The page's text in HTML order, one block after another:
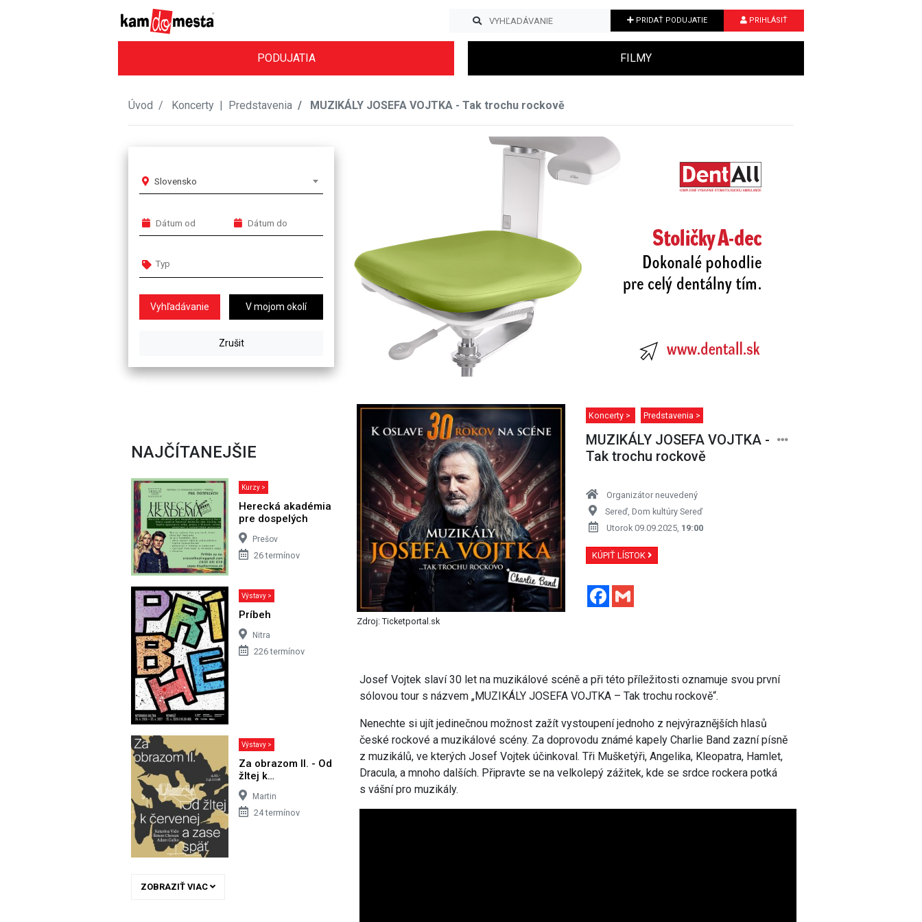
PRIDAŤ PODUJATIE PRIHLÁSIŤ
PODUJATIA FILMY
Úvod Koncerty | Predstavenia MUZIKÁLY JOSEFA VOJTKA - Tak trochu rockově
Slovensko
V mojom okolí
Previous Next
NAJČÍTANEJŠIE
Kurzy >
Herecká akadémia
pre dospelých
Prešov
26 termínov
Výstavy >
Príbeh
Nitra
226 termínov
Výstavy >
Za obrazom II. - Od
žltej k…
Martin
24 termínov
ZOBRAZIŤ VIAC
Zdroj: Ticketportal.sk
Koncerty > Predstavenia >
MUZIKÁLY JOSEFA VOJTKA -
Tak trochu rockově
Organizátor neuvedený
Sereď, Dom kultúry Sereď
Utorok 09.09.2025, 19:00
KÚPIŤ LÍSTOK
Facebook
Josef Vojtek slaví 30 let na muzikálové scéně a při této příležitosti oznamuje svou první
sólovou tour s názvem „MUZIKÁLY JOSEFA VOJTKA – Tak trochu rockově“.
Nenechte si ujít jedinečnou možnost zažít vystoupení jednoho z nejvýraznějších hlasů
české rockové a muzikálové scény. Za doprovodu známé kapely Charlie Band zazní písně
z muzikálů, ve kterých Josef Vojtek účinkoval. Tři Mušketýři, Angelika, Kleopatra, Hamlet,
Dracula, a mnoho dalších. Připravte se na velkolepý zážitek, kde se srdce rockera potká
s vášní pro muzikály.